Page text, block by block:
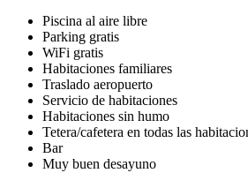
Piscina al aire libre
Parking gratis
WiFi gratis
Habitaciones familiares
Traslado aeropuerto
Servicio de habitaciones
Habitaciones sin humo
Tetera/cafetera en todas las
Bar
Muy buen desayuno